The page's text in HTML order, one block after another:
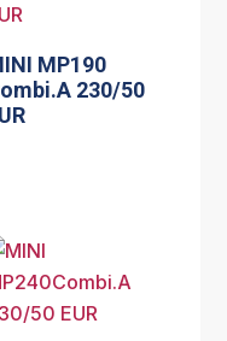
MP190
230/50